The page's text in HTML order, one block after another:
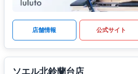
店舗情報 公式サイト
ソエル北鈴蘭台店